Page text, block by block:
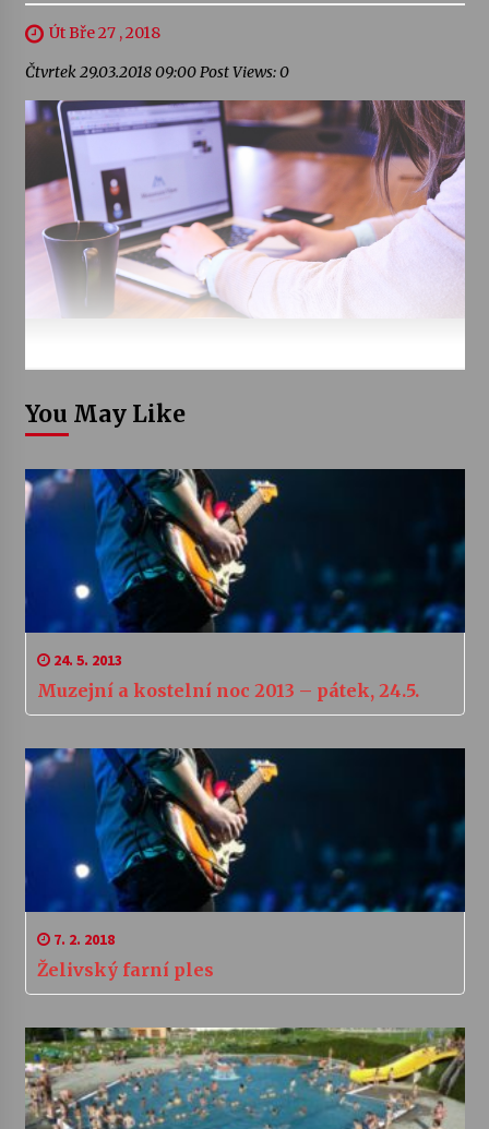
Út Bře 27 , 2018
Čtvrtek 29.03.2018 09:00 Post Views: 0
You May Like
24. 5. 2013
Muzejní a kostelní noc 2013 – pátek, 24.5.
7. 2. 2018
Želivský farní ples